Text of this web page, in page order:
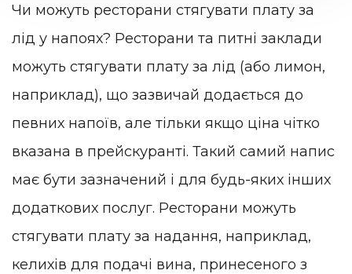
Чи можуть ресторани стягувати плату за
лід у напоях? Ресторани та питні заклади
можуть стягувати плату за лід (або лимон,
наприклад), що зазвичай додається до
певних напоїв, але тільки якщо ціна чітко
вказана в прейскуранті. Такий самий напис
має бути зазначений і для будь-яких інших
додаткових послуг. Ресторани можуть
стягувати плату за надання, наприклад,
келихів для подачі вина, принесеного з